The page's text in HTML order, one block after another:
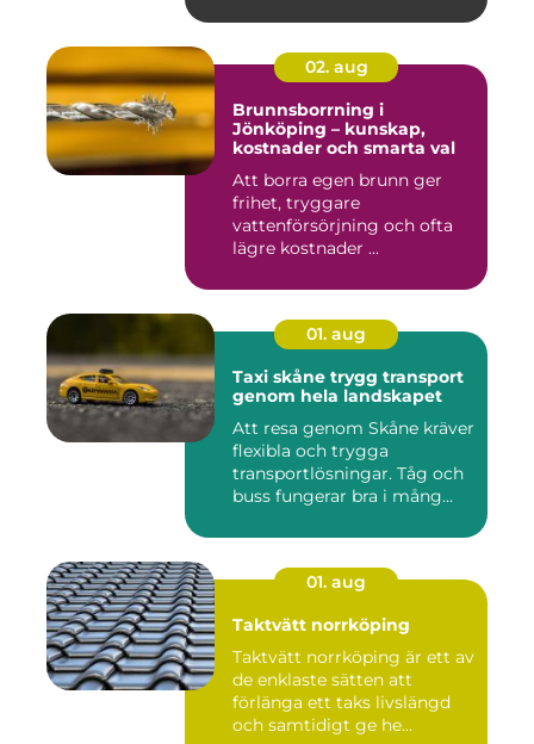
02. aug
Brunnsborrning i
Jönköping – kunskap,
kostnader och smarta val
Att borra egen brunn ger
frihet, tryggare
vattenförsörjning och ofta
lägre kostnader ...
01. aug
Taxi skåne trygg transport
genom hela landskapet
Att resa genom Skåne kräver
flexibla och trygga
transportlösningar. Tåg och
buss fungerar bra i mång...
01. aug
Taktvätt norrköping
Taktvätt norrköping är ett av
de enklaste sätten att
förlänga ett taks livslängd
och samtidigt ge he...